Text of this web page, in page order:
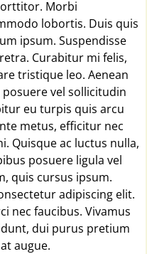
Morbi
lobortis. Duis quis
ipsum. Suspendisse
Curabitur mi felis,
tristique leo. Aenean
vel sollicitudin
eu turpis quis arcu
metus, efficitur nec
Quisque ac luctus nulla,
posuere ligula vel
quis cursus ipsum.
adipiscing elit.
nec faucibus. Vivamus
dui purus pretium
augue.